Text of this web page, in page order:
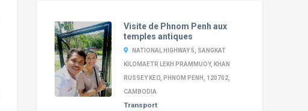
Visite de Phnom Penh aux
temples antiques
NATIONAL HIGHWAY 5, SANGKAT
KILOMAETR LEKH PRAMMUOY, KHAN
RUSSEY KEO, PHNOM PENH, 120702,
CAMBODIA
Transport